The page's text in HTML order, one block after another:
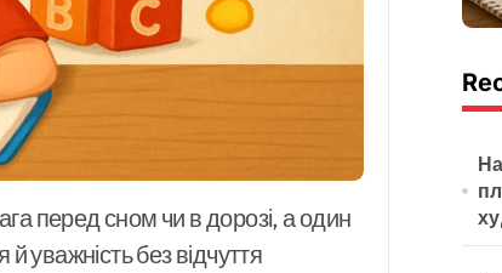
уважність без відчуття
планшеті:
добірка для
початківців і
художників